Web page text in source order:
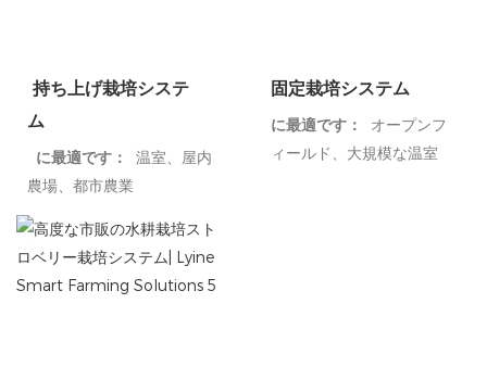
持ち上げ栽培システ
ム
に最適です：
温室、屋内
農場、都市農業
固定栽培システム
に最適です：
オープンフ
ィールド、大規模な温室